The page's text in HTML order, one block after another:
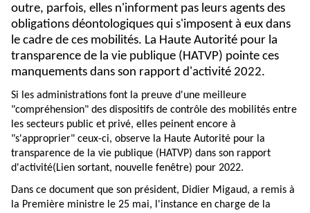
outre, parfois, elles n'informent pas leurs agents des
obligations déontologiques qui s'imposent à eux dans
le cadre de ces mobilités. La Haute Autorité pour la
transparence de la vie publique (HATVP) pointe ces
manquements dans son rapport d'activité 2022.
Si les administrations font la preuve d'une meilleure
"compréhension" des dispositifs de contrôle des mobilités entre
les secteurs public et privé, elles peinent encore à
"s'approprier" ceux-ci, observe la Haute Autorité pour la
transparence de la vie publique (HATVP) dans son rapport
d'activité(Lien sortant, nouvelle fenêtre) pour 2022.
Dans ce document que son président, Didier Migaud, a remis à
la Première ministre le 25 mai, l'instance en charge de la